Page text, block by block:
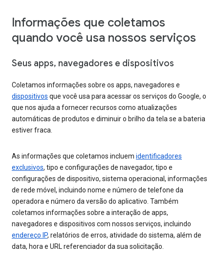
Informações que coletamos
quando você usa nossos serviços
Seus apps, navegadores e dispositivos
Coletamos informações sobre os apps, navegadores e
dispositivos que você usa para acessar os serviços do Google, o
que nos ajuda a fornecer recursos como atualizações
automáticas de produtos e diminuir o brilho da tela se a bateria
estiver fraca.
As informações que coletamos incluem identificadores
exclusivos, tipo e configurações de navegador, tipo e
configurações de dispositivo, sistema operacional, informações
de rede móvel, incluindo nome e número de telefone da
operadora e número da versão do aplicativo. Também
coletamos informações sobre a interação de apps,
navegadores e dispositivos com nossos serviços, incluindo
endereço IP, relatórios de erros, atividade do sistema, além de
data, hora e URL referenciador da sua solicitação.